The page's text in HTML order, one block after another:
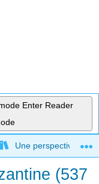
Enter Reader
Une perspective
(537